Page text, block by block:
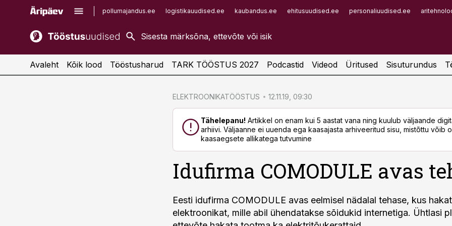
pollumajandus.ee logistikauudised.ee kaubandus.ee ehitusuudised.ee personaliuudised.ee
kaubandus.ee
kinnisvarauudised.ee
imelineajalugu.ee
Infopank
Avaleht Kõik lood Tööstusharud TARK TÖÖSTUS 2027 Podcastid Videod Üritused Sisuturundus
ELEKTROONIKATÖÖSTUS 12.11.19, 09:30
Tähelepanu! Artikkel on enam kui 5 aastat vana ning kuulub väljaande
arhiivi. Väljaanne ei uuenda ega kaasajasta arhiveeritud sisu, mistõttu võib
kaasaegsete allikatega tutvumine
Idufirma COMODULE avas
Eesti idufirma COMODULE avas eelmisel nädalal tehase, kus
elektroonikat, mille abil ühendatakse sõidukid internetiga. Ühtlasi